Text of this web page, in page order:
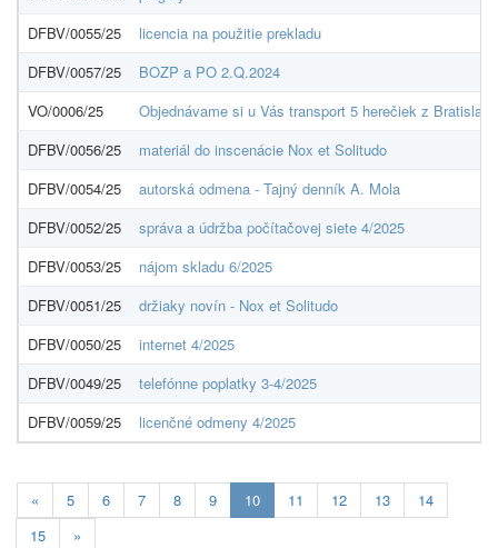
DFBV/0055/25
licencia na použitie prekladu
DFBV/0057/25
BOZP a PO 2.Q.2024
VO/0006/25
Objednávame si u Vás transport 5 herečiek z
DFBV/0056/25
materiál do inscenácie Nox et Solitudo
DFBV/0054/25
autorská odmena - Tajný denník A. Mola
DFBV/0052/25
správa a údržba počítačovej siete 4/2025
DFBV/0053/25
nájom skladu 6/2025
DFBV/0051/25
držiaky novín - Nox et Solitudo
DFBV/0050/25
internet 4/2025
DFBV/0049/25
telefónne poplatky 3-4/2025
DFBV/0059/25
licenčné odmeny 4/2025
« 5 6 7 8 9 10Aktuálna
stránka
11 12 13
14
15
»